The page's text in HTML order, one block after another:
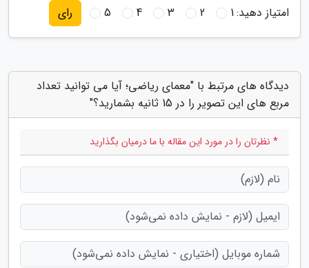
امتیاز دهید:1
2
3
4
5 رای
دیدگاه های مرتبط با "معمای ریاضی؛ آیا می توانید تعداد
مربع های این تصویر را در 15 ثانیه بشمارید؟"
* نظرتان را در مورد این مقاله با ما درمیان بگذارید